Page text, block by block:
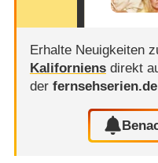
Erhalte Neuigkeiten
Kaliforniensdirekt
der fernsehserien.de